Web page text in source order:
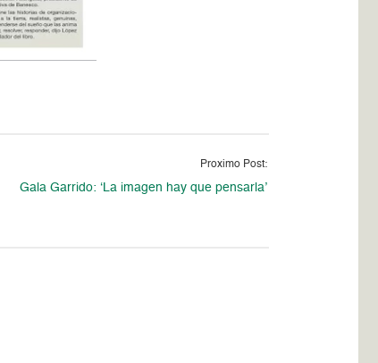
Proximo Post:
Gala Garrido: ‘La imagen hay que pensarla’